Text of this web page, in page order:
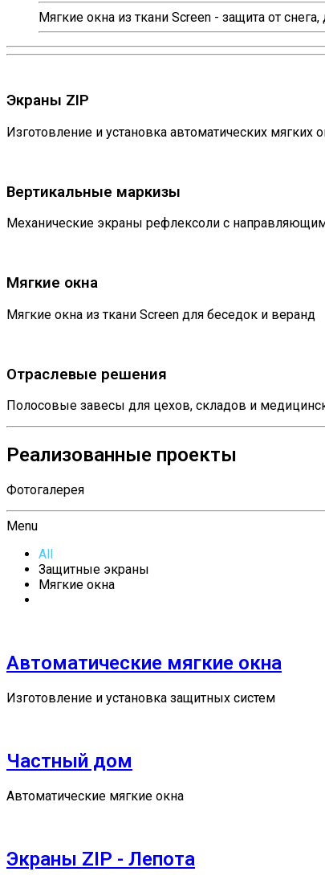
Мягкие окна из ткани Screen - защита от
Экраны ZIP
Изготовление и установка автоматических мягких
Вертикальные маркизы
Механические экраны рефлексоли с
Мягкие окна
Мягкие окна из ткани Screen для беседок и веранд
Отраслевые решения
Полосовые завесы для цехов, складов и
Реализованные проекты
Фотогалерея
Menu
All
Защитные экраны
Мягкие окна
Автоматические мягкие окна
Изготовление и установка защитных систем
Частный дом
Автоматические мягкие окна
Экраны ZIP - Лепота